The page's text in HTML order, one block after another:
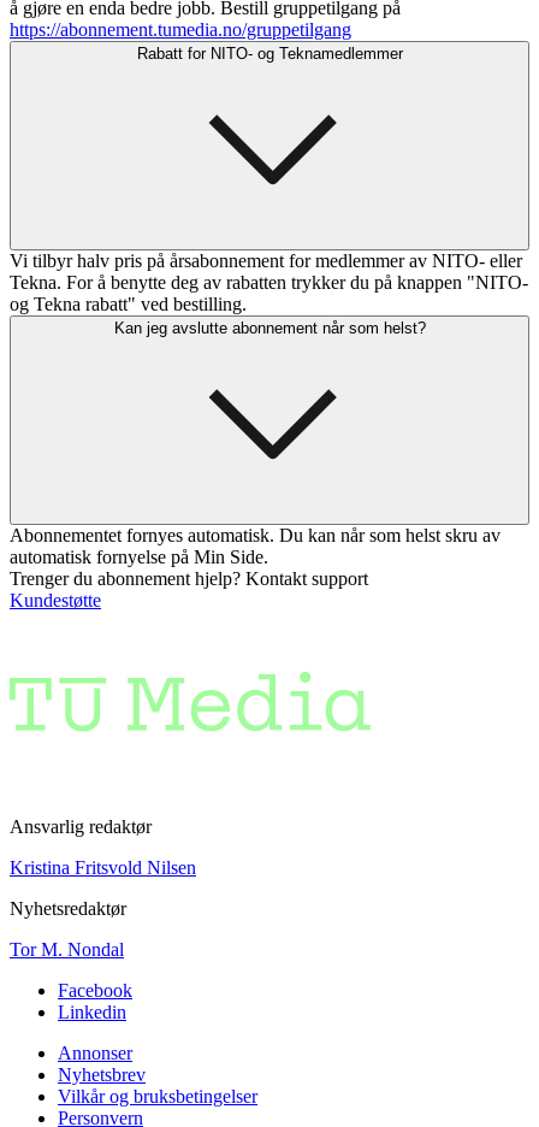
å gjøre en enda bedre jobb. Bestill gruppetilgang på
https://abonnement.tumedia.no/gruppetilgang
Rabatt for NITO- og Teknamedlemmer
Vi tilbyr halv pris på årsabonnement for medlemmer av NITO- eller
Tekna. For å benytte deg av rabatten trykker du på knappen "NITO-
og Tekna rabatt" ved bestilling.
Kan jeg avslutte abonnement når som helst?
Abonnementet fornyes automatisk. Du kan når som helst skru av
automatisk fornyelse på Min Side.
Trenger du abonnement hjelp? Kontakt support
Kundestøtte
Ansvarlig redaktør
Kristina Fritsvold Nilsen
Nyhetsredaktør
Tor M. Nondal
Facebook
Linkedin
Annonser
Nyhetsbrev
Vilkår og bruksbetingelser
Personvern